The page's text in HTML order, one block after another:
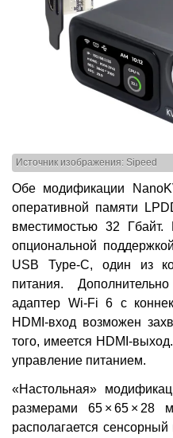
Источник изображения: Sipeed
Обе модификации
оперативной памяти
вместимостью 32
опциональной
USB Type-C, один из
питания.
адаптер Wi-Fi 6 с
HDMI-вход возможен
того, имеется HDMI-
управление питанием.
«Настольная»
размерами 65 × 65 × 28
располагается